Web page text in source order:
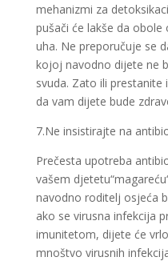
mehanizmi za
pušači će lakše da
uha. Ne preporučuje se
kojoj navodno dijete ne
svuda. Zato ili prestanite
da vam dijete bude
7.Ne insistirajte na
Prečesta upotreba
vašem
navodno roditelj osjeća
ako se virusna infekcija
imunitetom, dijete će
mnoštvo virusnih